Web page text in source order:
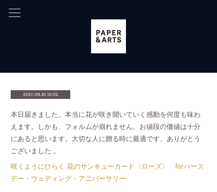
2017.09.16 11:02
本日届きました。本当に花が咲き開いていく感動を何度も味わ
えます。しかも、フォルムが崩れません。お値段の価値は十分
にあると思います。大切な人に贈る時に最適です、ありがとう
ございました 。
咲くようにひらく 花のサンキューカード〈ローズ〉 forバース
デー・ウェディング・アニバーサリー